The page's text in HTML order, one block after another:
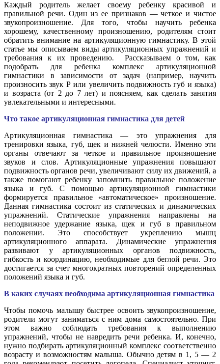
Каждый родитель желает своему ребенку красивой и
правильной речи. Один из ее признаков — четкое и чистое
звукопроизношение. Для того, чтобы научить ребенка
хорошему, качественному произношению, родителям стоит
обратить внимание на артикуляционную гимнастику. В этой
статье мы описываем виды артикуляционных упражнений и
требования к их проведению. Рассказываем о том, как
подобрать для ребенка комплекс артикуляционной
гимнастики в зависимости от задач (например, научить
произносить звук Р или увеличить подвижность губ и языка)
и возраста (от 2 до 7 лет) и поясняем, как сделать занятия
увлекательными и интересными.
Что такое артикуляционная гимнастика для детей
Артикуляционная гимнастика — это упражнения для
тренировки языка, губ, щек и нижней челюсти. Именно эти
органы отвечают за четкое и правильное произношение
звуков и слов. Артикуляционные упражнения повышают
подвижность органов речи, увеличивают силу их движений, а
также помогают ребенку запомнить правильное положение
языка и губ. С помощью артикуляционной гимнастики
формируется правильное «автоматическое» произношение.
Данная гимнастика состоит из статических и динамических
упражнений. Статические упражнения направлены на
неподвижное удержание языка, щек и губ в правильном
положении. Это способствует укреплению мышц
артикуляционного аппарата. Динамические упражнения
развивают у артикуляционных органов подвижность,
гибкость и координацию, необходимые для беглой речи. Это
достигается за счет многократных повторений определенных
положений языка и губ.
В каких случаях необходима артикуляционная гимнастика
Чтобы помочь малышу быстрее освоить звукопроизношение,
родители могут заниматься с ним дома самостоятельно. При
этом важно соблюдать требования к выполнению
упражнений, чтобы не навредить речи ребенка. И, конечно,
нужно подбирать артикуляционный комплекс соответственно
возрасту и возможностям малыша. Обычно детям в 1, 5 — 2